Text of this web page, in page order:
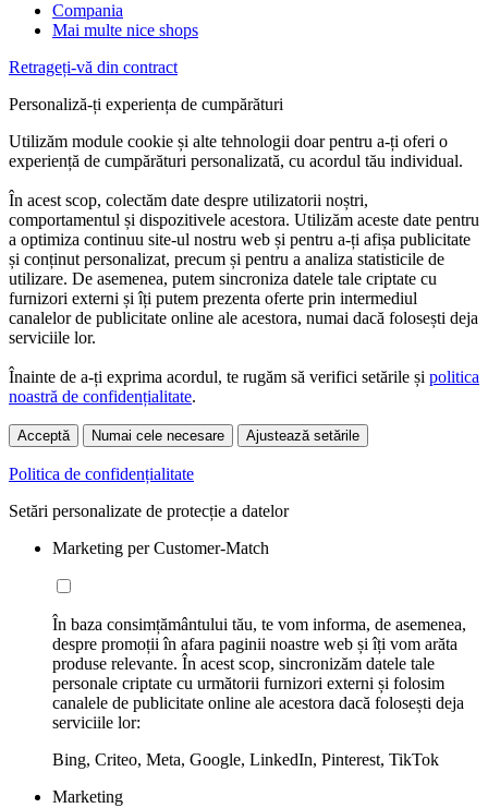
Compania
Mai multe nice shops
Retrageți-vă din contract
Personaliză-ți experiența de cumpărături
Utilizăm module cookie și alte tehnologii doar pentru a-ți oferi o
experiență de cumpărături personalizată, cu acordul tău individual.
În acest scop, colectăm date despre utilizatorii noștri,
comportamentul și dispozitivele acestora. Utilizăm aceste date pentru
a optimiza continuu site-ul nostru web și pentru a-ți afișa publicitate
și conținut personalizat, precum și pentru a analiza statisticile de
utilizare. De asemenea, putem sincroniza datele tale criptate cu
furnizori externi și îți putem prezenta oferte prin intermediul
canalelor de publicitate online ale acestora, numai dacă folosești deja
serviciile lor.
Înainte de a-ți exprima acordul, te rugăm să verifici setările și politica
noastră de confidențialitate.
Acceptă Numai cele necesare Ajustează setările
Politica de confidențialitate
Setări personalizate de protecție a datelor
Marketing per Customer-Match
În baza consimțământului tău, te vom informa, de asemenea,
despre promoții în afara paginii noastre web și îți vom arăta
produse relevante. În acest scop, sincronizăm datele tale
personale criptate cu următorii furnizori externi și folosim
canalele de publicitate online ale acestora dacă folosești deja
serviciile lor:
Bing, Criteo, Meta, Google, LinkedIn, Pinterest, TikTok
Marketing